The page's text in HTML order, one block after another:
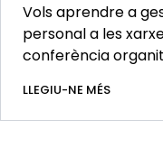
Vols aprendre a
personal a les
conferència
LLEGIU-NE MÉS